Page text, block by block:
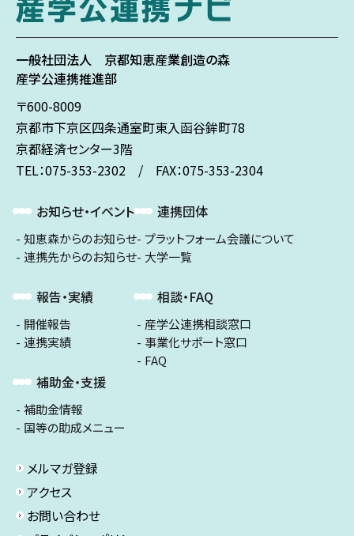
一般社団法人 京都知恵産業創造の森
産学公連携推進部
〒600-8009
京都市下京区四条通室町東入函谷鉾町78
京都経済センター3階
TEL：075-353-2302 / FAX：075-353-2304
お知らせ・イベント
知恵森からのお知らせ
連携先からのお知らせ
報告・実績
開催報告
連携実績
補助金・支援
補助金情報
国等の助成メニュー
連携団体
プラットフォーム会議について
大学一覧
相談・FAQ
産学公連携相談窓口
事業化サポート窓口
FAQ
メルマガ登録
アクセス
お問い合わせ